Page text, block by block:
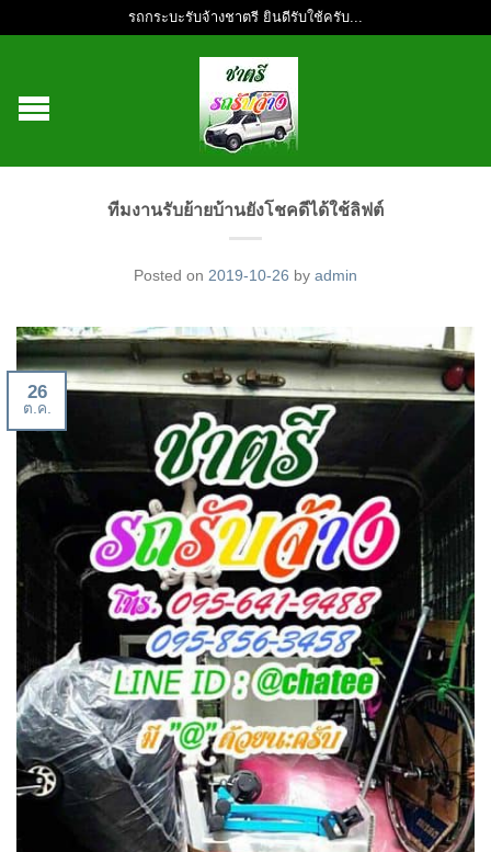
รถกระบะรับจ้างชาตรี ยินดีรับใช้ครับ...
ทีมงานรับย้ายบ้านยังโชคดีได้ใช้ลิฟต์
Posted on 2019-10-26 by admin
26
ต.ค.